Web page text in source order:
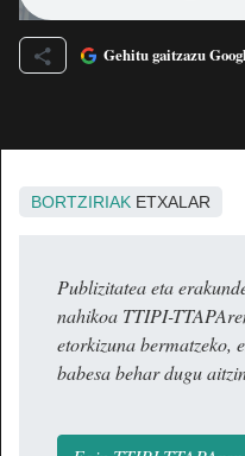
Gehitu gaitzazu
BORTZIRIAK ETXALAR
Publizitatea eta
nahikoa TTIPI-
etorkizuna bermatzeko,
babesa behar dugu